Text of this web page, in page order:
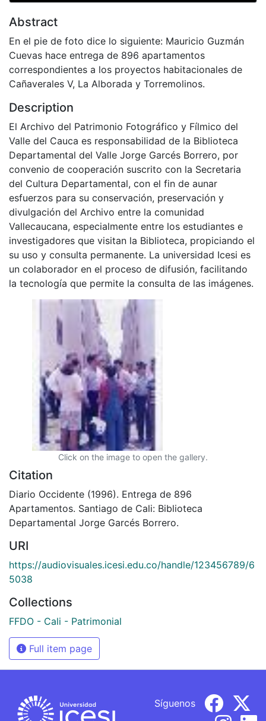
Abstract
En el pie de foto dice lo siguiente: Mauricio Guzmán
Cuevas hace entrega de 896 apartamentos
correspondientes a los proyectos habitacionales de
Cañaverales V, La Alborada y Torremolinos.
Description
El Archivo del Patrimonio Fotográfico y Fílmico del
Valle del Cauca es responsabilidad de la Biblioteca
Departamental del Valle Jorge Garcés Borrero, por
convenio de cooperación suscrito con la Secretaria
del Cultura Departamental, con el fin de aunar
esfuerzos para su conservación, preservación y
divulgación del Archivo entre la comunidad
Vallecaucana, especialmente entre los estudiantes e
investigadores que visitan la Biblioteca, propiciando el
su uso y consulta permanente. La universidad Icesi es
un colaborador en el proceso de difusión, facilitando
la tecnología que permite la consulta de las imágenes.
Click on the image to open the gallery.
Citation
Diario Occidente (1996). Entrega de 896
Apartamentos. Santiago de Cali: Biblioteca
Departamental Jorge Garcés Borrero.
URI
https://audiovisuales.icesi.edu.co/handle/123456789/6
5038
Collections
FFDO - Cali - Patrimonial
Full item page
Síguenos